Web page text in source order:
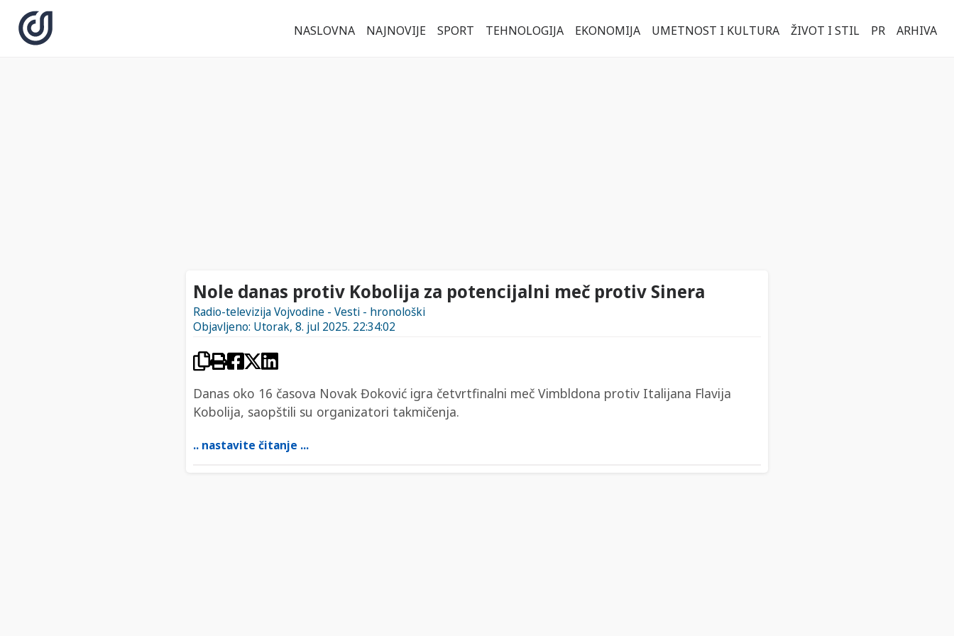
NASLOVNA NAJNOVIJE SPORT TEHNOLOGIJA EKONOMIJA UMETNOST I KULTURA ŽIVOT I STIL PR ARHIVA
Nole danas protiv Kobolija za potencijalni meč protiv Sinera
Radio-televizija Vojvodine - Vesti - hronološki
Objavljeno: Utorak, 8. jul 2025. 22:34:02
Danas oko 16 časova Novak Đoković igra četvrtfinalni meč Vimbldona protiv Italijana Flavija
Kobolija, saopštili su organizatori takmičenja.
.. nastavite čitanje ...